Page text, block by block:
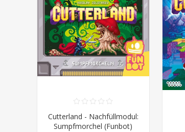
Cutterland - Nachfüllmodul:
Sumpfmorchel (Funbot)